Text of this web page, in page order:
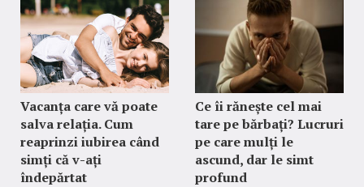
Vacanța care vă poate
salva relația. Cum
reaprinzi iubirea când
simți că v-ați
îndepărtat
Ce îi rănește cel mai
tare pe bărbați? Lucruri
pe care mulți le
ascund, dar le simt
profund